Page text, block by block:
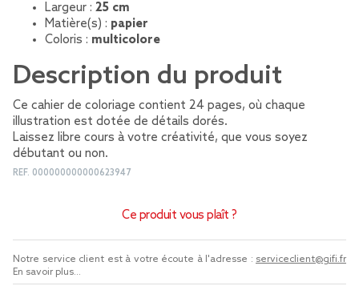
Largeur : 25 cm
Matière(s) : papier
Coloris : multicolore
Description du produit
Ce cahier de coloriage contient 24 pages, où chaque
illustration est dotée de détails dorés.
Laissez libre cours à votre créativité, que vous soyez
débutant ou non.
REF. 000000000000623947
Ce produit vous plaît ?
Notre service client est à votre écoute à l'adresse : serviceclient@gifi.fr
En savoir plus...